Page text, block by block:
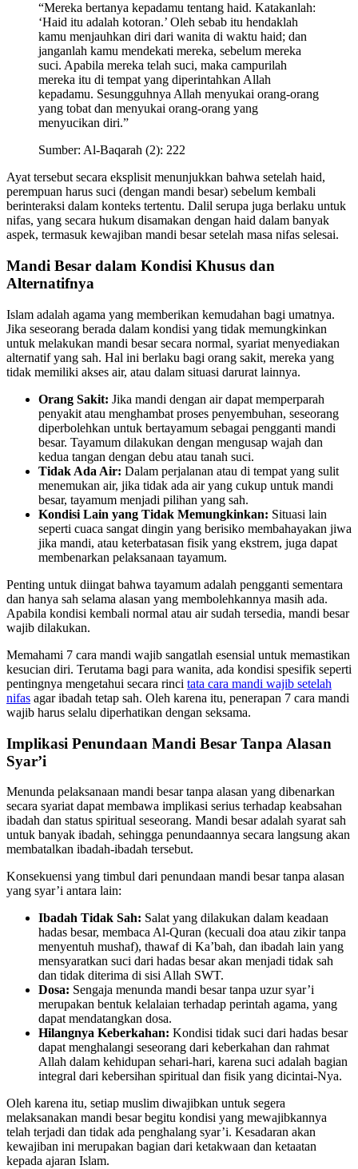
“Mereka bertanya kepadamu tentang haid. Katakanlah:
‘Haid itu adalah kotoran.’ Oleh sebab itu hendaklah
kamu menjauhkan diri dari wanita di waktu haid; dan
janganlah kamu mendekati mereka, sebelum mereka
suci. Apabila mereka telah suci, maka campurilah
mereka itu di tempat yang diperintahkan Allah
kepadamu. Sesungguhnya Allah menyukai orang-orang
yang tobat dan menyukai orang-orang yang
menyucikan diri.”
Sumber: Al-Baqarah (2): 222
Ayat tersebut secara eksplisit menunjukkan bahwa setelah haid,
perempuan harus suci (dengan mandi besar) sebelum kembali
berinteraksi dalam konteks tertentu. Dalil serupa juga berlaku untuk
nifas, yang secara hukum disamakan dengan haid dalam banyak
aspek, termasuk kewajiban mandi besar setelah masa nifas selesai.
Mandi Besar dalam Kondisi Khusus dan
Alternatifnya
Islam adalah agama yang memberikan kemudahan bagi umatnya.
Jika seseorang berada dalam kondisi yang tidak memungkinkan
untuk melakukan mandi besar secara normal, syariat menyediakan
alternatif yang sah. Hal ini berlaku bagi orang sakit, mereka yang
tidak memiliki akses air, atau dalam situasi darurat lainnya.
Orang Sakit: Jika mandi dengan air dapat memperparah
penyakit atau menghambat proses penyembuhan, seseorang
diperbolehkan untuk bertayamum sebagai pengganti mandi
besar. Tayamum dilakukan dengan mengusap wajah dan
kedua tangan dengan debu atau tanah suci.
Tidak Ada Air: Dalam perjalanan atau di tempat yang sulit
menemukan air, jika tidak ada air yang cukup untuk mandi
besar, tayamum menjadi pilihan yang sah.
Kondisi Lain yang Tidak Memungkinkan: Situasi lain
seperti cuaca sangat dingin yang berisiko membahayakan jiwa
jika mandi, atau keterbatasan fisik yang ekstrem, juga dapat
membenarkan pelaksanaan tayamum.
Penting untuk diingat bahwa tayamum adalah pengganti sementara
dan hanya sah selama alasan yang membolehkannya masih ada.
Apabila kondisi kembali normal atau air sudah tersedia, mandi besar
wajib dilakukan.
Memahami 7 cara mandi wajib sangatlah esensial untuk memastikan
kesucian diri. Terutama bagi para wanita, ada kondisi spesifik seperti
pentingnya mengetahui secara rinci tata cara mandi wajib setelah
nifas agar ibadah tetap sah. Oleh karena itu, penerapan 7 cara mandi
wajib harus selalu diperhatikan dengan seksama.
Implikasi Penundaan Mandi Besar Tanpa Alasan
Syar’i
Menunda pelaksanaan mandi besar tanpa alasan yang dibenarkan
secara syariat dapat membawa implikasi serius terhadap keabsahan
ibadah dan status spiritual seseorang. Mandi besar adalah syarat sah
untuk banyak ibadah, sehingga penundaannya secara langsung akan
membatalkan ibadah-ibadah tersebut.
Konsekuensi yang timbul dari penundaan mandi besar tanpa alasan
yang syar’i antara lain:
Ibadah Tidak Sah: Salat yang dilakukan dalam keadaan
hadas besar, membaca Al-Quran (kecuali doa atau zikir tanpa
menyentuh mushaf), thawaf di Ka’bah, dan ibadah lain yang
mensyaratkan suci dari hadas besar akan menjadi tidak sah
dan tidak diterima di sisi Allah SWT.
Dosa: Sengaja menunda mandi besar tanpa uzur syar’i
merupakan bentuk kelalaian terhadap perintah agama, yang
dapat mendatangkan dosa.
Hilangnya Keberkahan: Kondisi tidak suci dari hadas besar
dapat menghalangi seseorang dari keberkahan dan rahmat
Allah dalam kehidupan sehari-hari, karena suci adalah bagian
integral dari kebersihan spiritual dan fisik yang dicintai-Nya.
Oleh karena itu, setiap muslim diwajibkan untuk segera
melaksanakan mandi besar begitu kondisi yang mewajibkannya
telah terjadi dan tidak ada penghalang syar’i. Kesadaran akan
kewajiban ini merupakan bagian dari ketakwaan dan ketaatan
kepada ajaran Islam.